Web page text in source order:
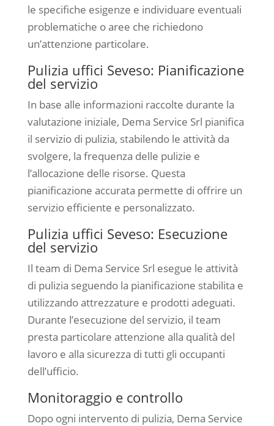
le specifiche esigenze e individuare eventuali
problematiche o aree che richiedono
un’attenzione particolare.
Pulizia uffici Seveso: Pianificazione
del servizio
In base alle informazioni raccolte durante la
valutazione iniziale, Dema Service Srl pianifica
il servizio di pulizia, stabilendo le attività da
svolgere, la frequenza delle pulizie e
l’allocazione delle risorse. Questa
pianificazione accurata permette di offrire un
servizio efficiente e personalizzato.
Pulizia uffici Seveso: Esecuzione
del servizio
Il team di Dema Service Srl esegue le attività
di pulizia seguendo la pianificazione stabilita e
utilizzando attrezzature e prodotti adeguati.
Durante l’esecuzione del servizio, il team
presta particolare attenzione alla qualità del
lavoro e alla sicurezza di tutti gli occupanti
dell’ufficio.
Monitoraggio e controllo
Dopo ogni intervento di pulizia, Dema Service